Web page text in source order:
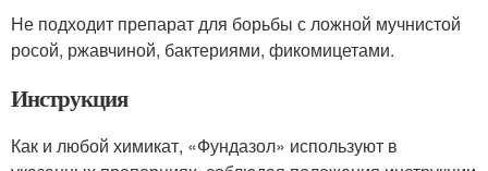
Не подходит препарат для борьбы с ложной мучнистой
росой, ржавчиной, бактериями, фикомицетами.
Инструкция
Как и любой химикат, «Фундазол» используют в